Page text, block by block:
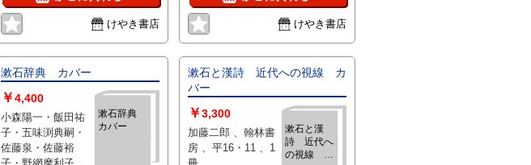
「日本の古本屋」は６段階の「状
態」表記が必須となりましたが、
当店の扱う商品の特質上、状態の
可能な）為、状態欄の「中古品
（並）」という表現は考慮にいれ
ないで下さい。痛みなどの瑕疵に
つきましては、解説欄等をご参考
にして下さい。状態表記の無いも
のは特に問題なく良好とお考え下
さい。:
けやき書店
ます。「日本の古本屋」は６段階
の「状態」表記が必須となりまし
たが、当店の扱う商品の特質上、
い（不可能な）為、状態欄の「中
古品（並）」という表現は考慮に
いれないで下さい。痛みなどの瑕
疵につきましては、解説欄等をご
参考にして下さい。状態表記の無
いものは特に問題なく良好とお考
え下さい。:
けやき書店
漱石辞典 カバー
漱石辞典
カバー
￥4,400
小森陽一・飯田祐
子・五味渕典嗣・
佐藤泉・佐藤裕
漱石と漢詩 近代への視線 カ
バー
漱石と漢
詩 近代へ
の視線 カ
￥3,300
加藤二郎 、翰林書
房 、平16・11 、1